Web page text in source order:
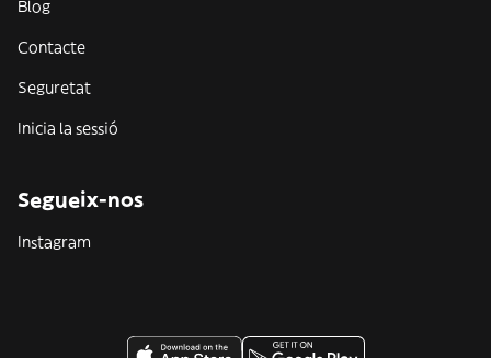
Blog
Contacte
Seguretat
Inicia la sessió
Segueix-nos
Instagram